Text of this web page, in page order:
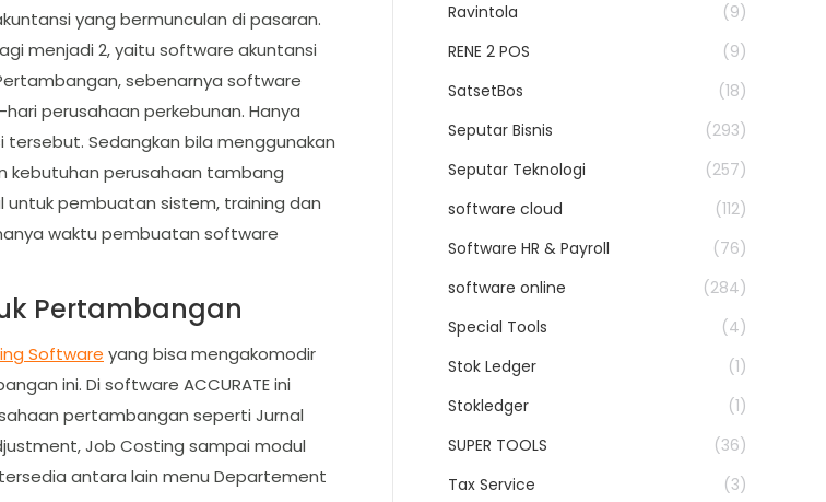
yang bermunculan di pasaran.
menjadi 2, yaitu software akuntansi
sebenarnya software
perusahaan perkebunan. Hanya
Sedangkan bila menggunakan
kebutuhan perusahaan tambang
pembuatan sistem, training dan
waktu pembuatan software
Pertambangan
Software yang bisa mengakomodir
ini. Di software ACCURATE ini
pertambangan seperti Jurnal
Job Costing sampai modul
antara lain menu Departement
Ravintola
(9)
RENE 2 POS
(9)
SatsetBos
(18)
Seputar Bisnis
(293)
Seputar Teknologi
(257)
software cloud
(112)
Software HR & Payroll
(76)
software online
(284)
Special Tools
(4)
Stok Ledger
(1)
Stokledger
(1)
SUPER TOOLS
(36)
Tax Service
(3)